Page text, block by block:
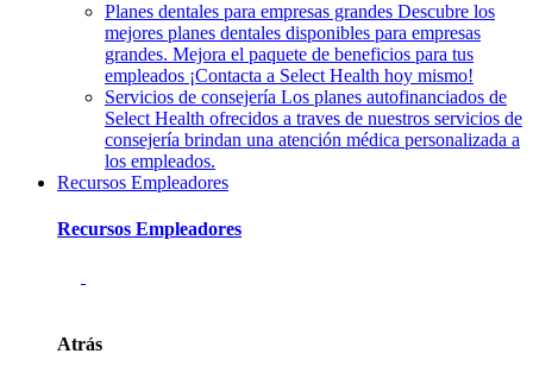
Planes dentales para empresas grandes Descubre los
mejores planes dentales disponibles para empresas
grandes. Mejora el paquete de beneficios para tus
empleados ¡Contacta a Select Health hoy mismo!
Servicios de consejería Los planes autofinanciados de
Select Health ofrecidos a traves de nuestros servicios de
consejería brindan una atención médica personalizada a
los empleados.
Recursos Empleadores
Recursos Empleadores
Atrás